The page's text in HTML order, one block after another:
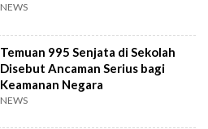
NEWS
Temuan 995 Senjata di Sekolah
Disebut Ancaman Serius bagi
Keamanan Negara
NEWS